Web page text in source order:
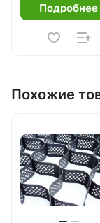
Подробнее
Похожие